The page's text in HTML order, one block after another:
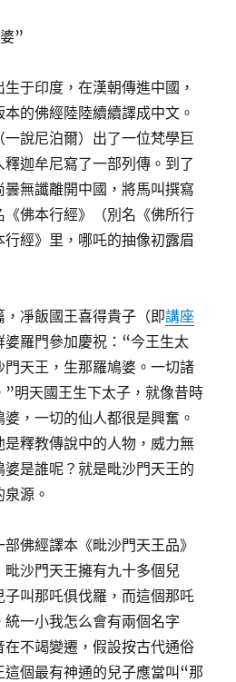
”
于印度，在漢朝傳進中國，
的佛經陸陸續續譯成中文。
說尼泊爾）出了一位梵學巨
迦牟尼寫了一部列傳。到了
無讖離開中國，將馬叫撰寫
佛本行經》（別名《佛所行
經》里，哪吒的抽像初露眉
，凈飯國王喜得貴子（即講座
婆羅門參加慶祝：“今王生太
天王，生那羅鳩婆。一切諸
”明天國王生下太子，就像昔時
，一切的仙人都很是興奮。
釋教傳說中的人物，威力無
是誰呢？就是毗沙門天王的
源。
佛經譯本《毗沙門天王品》
毗沙門天王擁有九十多個兒
叫那吒俱伐羅，而這個那吒
一小我怎么會有兩個名字
不竭變遷，假設按古代通俗
個最有神通的兒子應當叫“那